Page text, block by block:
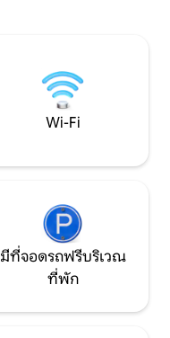
Wi-Fi
มีที่จอดรถฟรีบริเวณ
ที่พัก